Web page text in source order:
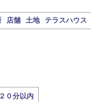
店舗 土地 テラスハウス
２０分以内